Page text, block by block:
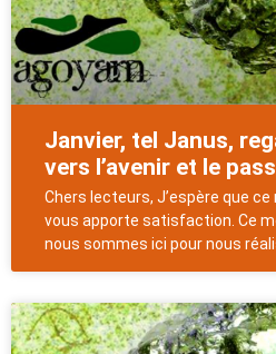
Janvier, tel Janus,
vers l’avenir et le
Chers lecteurs, J’espère que ce
vous apporte satisfaction. Ce
nous sommes ici pour nous